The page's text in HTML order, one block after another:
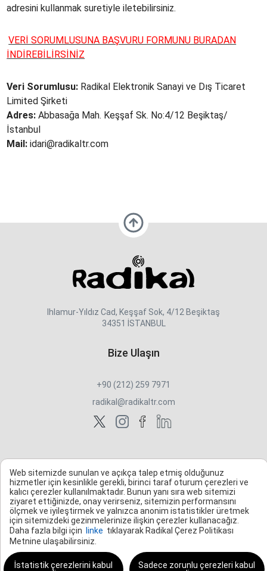
adresini kullanmak suretiyle iletebilirsiniz.
VERİ SORUMLUSUNA BAŞVURU FORMUNU BURADAN
İNDİREBİLİRSİNİZ
Veri Sorumlusu: Radikal Elektronik Sanayi ve Dış Ticaret
Limited Şirketi
Adres:Abbasağa Mah. Keşşaf Sk. No:4/12 Beşiktaş/
İstanbul
Mail: idari@radikaltr.com
Ihlamur-Yıldız Cad, Keşşaf Sok, 4/12 Beşiktaş
34351 İSTANBUL
Bize Ulaşın
+90 (212) 259 7971
radikal@radikaltr.com
Web sitemizde sunulan ve açıkça talep etmiş olduğunuz
hizmetler için kesinlikle gerekli, birinci taraf oturum çerezleri ve
kalıcı çerezler kullanılmaktadır. Bunun yanı sıra web sitemizi
ziyaret ettiğinizde, onay verirseniz, sitemizin performansını
ölçmek ve iyileştirmek ve yalnızca anonim istatistikler üretmek
için sitemizdeki gezinmelerinize ilişkin çerezler kullanacağız.
Daha fazla bilgi için
linke tıklayarak Radikal Çerez Politikası
Metnine ulaşabilirsiniz.
İstatistik çerezlerini kabul
Sadece zorunlu çerezleri kabul